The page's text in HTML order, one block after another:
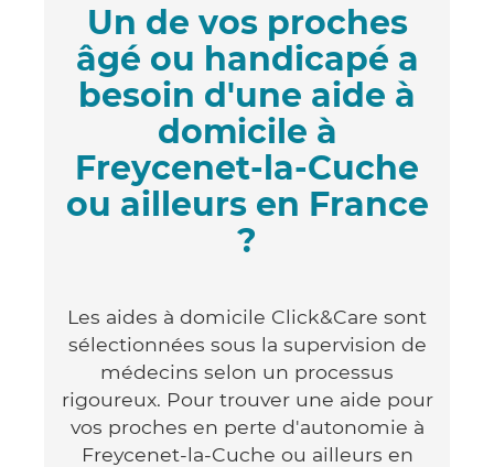
Un de vos proches
âgé ou handicapé a
besoin d'une aide à
domicile à
Freycenet-la-Cuche
ou ailleurs en France
?
Les aides à domicile Click&Care sont
sélectionnées sous la supervision de
médecins selon un processus
rigoureux. Pour trouver une aide pour
vos proches en perte d'autonomie à
Freycenet-la-Cuche ou ailleurs en